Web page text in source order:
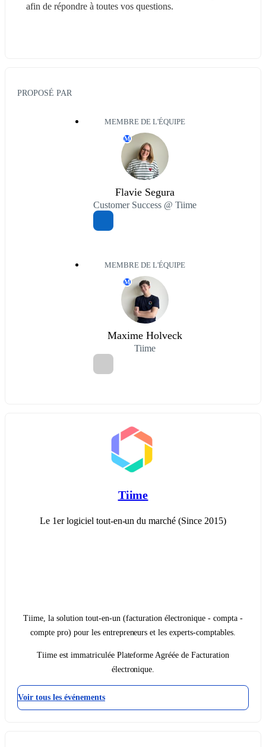
afin de répondre à toutes vos questions.
PROPOSÉ PAR
MEMBRE DE L'ÉQUIPE
M
Flavie Segura
Customer Success @ Tiime
MEMBRE DE L'ÉQUIPE
M
Maxime Holveck
Tiime
Tiime
Le 1er logiciel tout-en-un du marché (Since 2015)
Tiime, la solution tout-en-un (facturation électronique - compta -
compte pro) pour les entrepreneurs et les experts-comptables.
Tiime est immatriculée Plateforme Agréée de Facturation
électronique.
Voir tous les événements